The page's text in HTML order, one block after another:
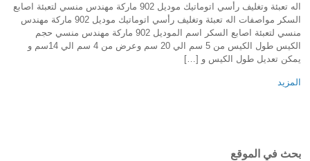
اله تعبئة وتغليف رأسي اتوماتيك موديل 902 ماركة مهندس منسي لتعبئة اصابع
السكر مواصفات اله تعبئة وتغليف رأسي اتوماتيك موديل 902 ماركة مهندس
منسي لتعبئة اصابع السكر اسم الموديل 902 ماركة مهندس منسي حجم
الكيس طول الكيس من 5 سم الي 20 سم وعرض من 4 سم الي 14سم و
يمكن تعديل طول الكيس و […]
المزيد
بحث في الموقع